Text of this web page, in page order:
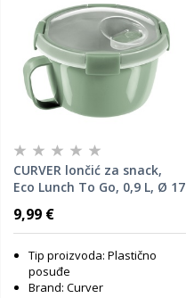
CURVER lončić za snack,
Eco Lunch To Go, 0,9 L, Ø 17
9,99 €
Tip proizvoda: Plastično
posuđe
Brand: Curver